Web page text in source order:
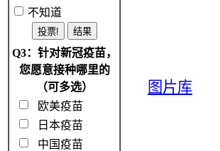
不知道
Q3：针对新冠疫苗，
您愿意接种哪里的
（可多选）
欧美疫苗
日本疫苗
中国疫苗
图片库